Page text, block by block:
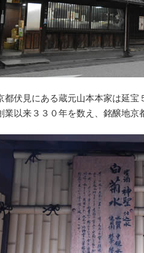
都伏見にある蔵元山本本家は延宝
業以来３３０年を数え、銘醸地京